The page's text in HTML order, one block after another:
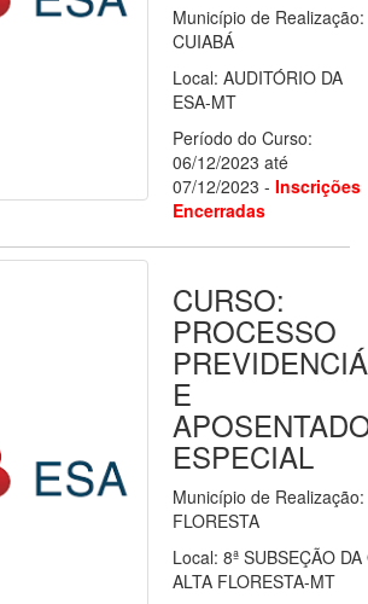
Município de Realização:
CUIABÁ
Local: AUDITÓRIO DA
ESA-MT
Período do Curso:
06/12/2023 até
07/12/2023 - Inscrições
Encerradas
CURSO:
PROCESSO
E
ESPECIAL
Município de Realização:
FLORESTA
Local: 8ª SUBSEÇÃO DA
ALTA FLORESTA-MT